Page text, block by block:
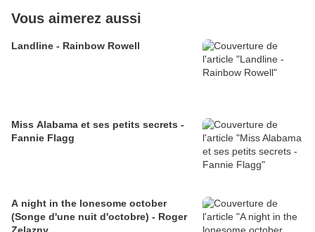
Vous aimerez aussi
Landline - Rainbow Rowell
Miss Alabama et ses petits secrets -
Fannie Flagg
A night in the lonesome october
(Songe d'une nuit d'octobre) - Roger